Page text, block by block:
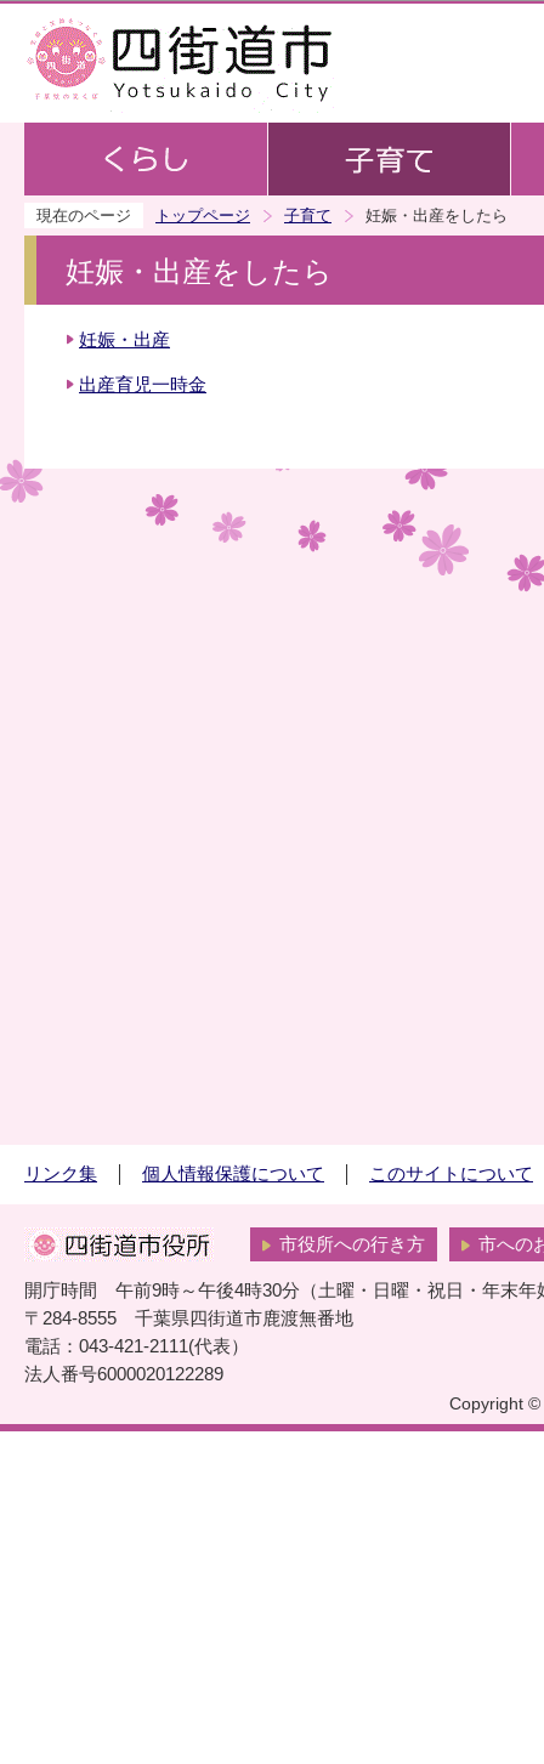
現在のページ トップページ 子育て 妊娠・出産をしたら
妊娠・出産をしたら
妊娠・出産
出産育児一時金
リンク集 個人情報保護について このサイトについて
市役所への行き方 市への
開庁時間 午前9時～午後4時30分（土曜・日曜・祝日・年末年
〒284-8555 千葉県四街道市鹿渡無番地
電話：043-421-2111(代表）
法人番号6000020122289
Copyright ©